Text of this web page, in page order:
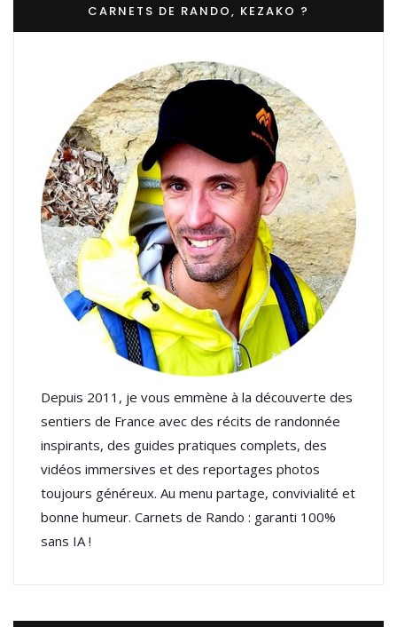
CARNETS DE RANDO, KEZAKO ?
Depuis 2011, je vous emmène à la découverte des
sentiers de France avec des récits de randonnée
inspirants, des guides pratiques complets, des
vidéos immersives et des reportages photos
toujours généreux. Au menu partage, convivialité et
bonne humeur. Carnets de Rando : garanti 100%
sans IA !